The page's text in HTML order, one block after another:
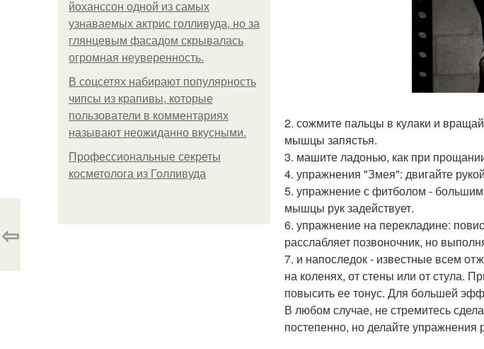
йоханссон одной из самых
узнаваемых актрис голливуда, но за
глянцевым фасадом скрывалась
огромная неуверенность.
В соцсетях набирают популярность
чипсы из крапивы, которые
пользователи в комментариях
называют неожиданно вкусными.
Профессиональные секреты
косметолога из Голливуда
2. сожмите пальцы в кулаки и
мышцы запястья.
3. машите ладонью, как при
4. упражнения "Змея": двигайте
5. упражнение с фитболом -
мышцы рук задействует.
6. упражнение на перекладине:
расслабляет позвоночник, но
7. и напоследок - известные всем
на коленях, от стены или от стула.
повысить ее тонус. Для большей
В любом случае, не стремитесь
постепенно, но делайте упражнения
⇦